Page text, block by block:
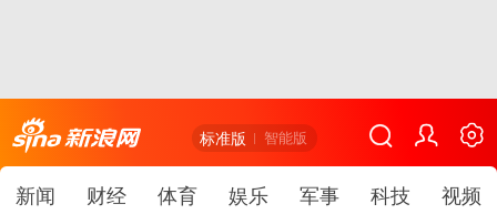
标准版 智能版
新闻 财经 体育 娱乐 军事 科技
视频